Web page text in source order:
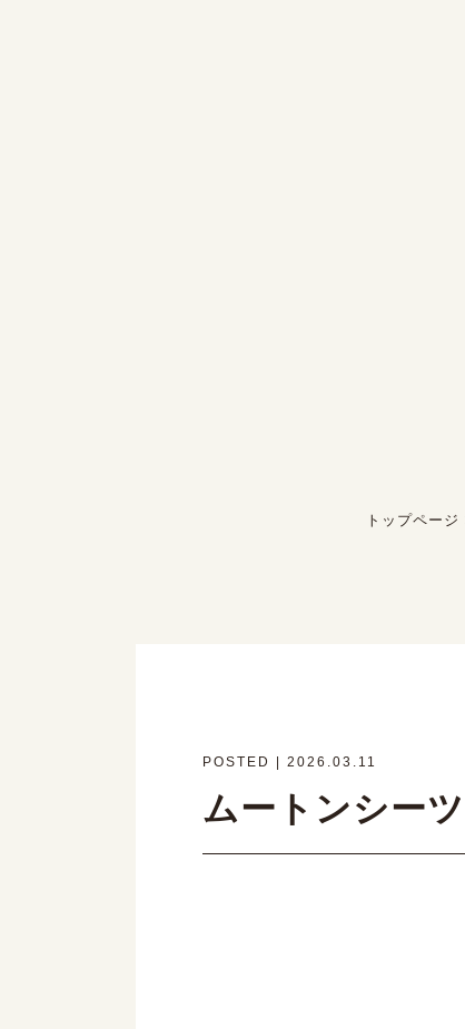
トップページ
POSTED | 2026.03.11
ムートンシー